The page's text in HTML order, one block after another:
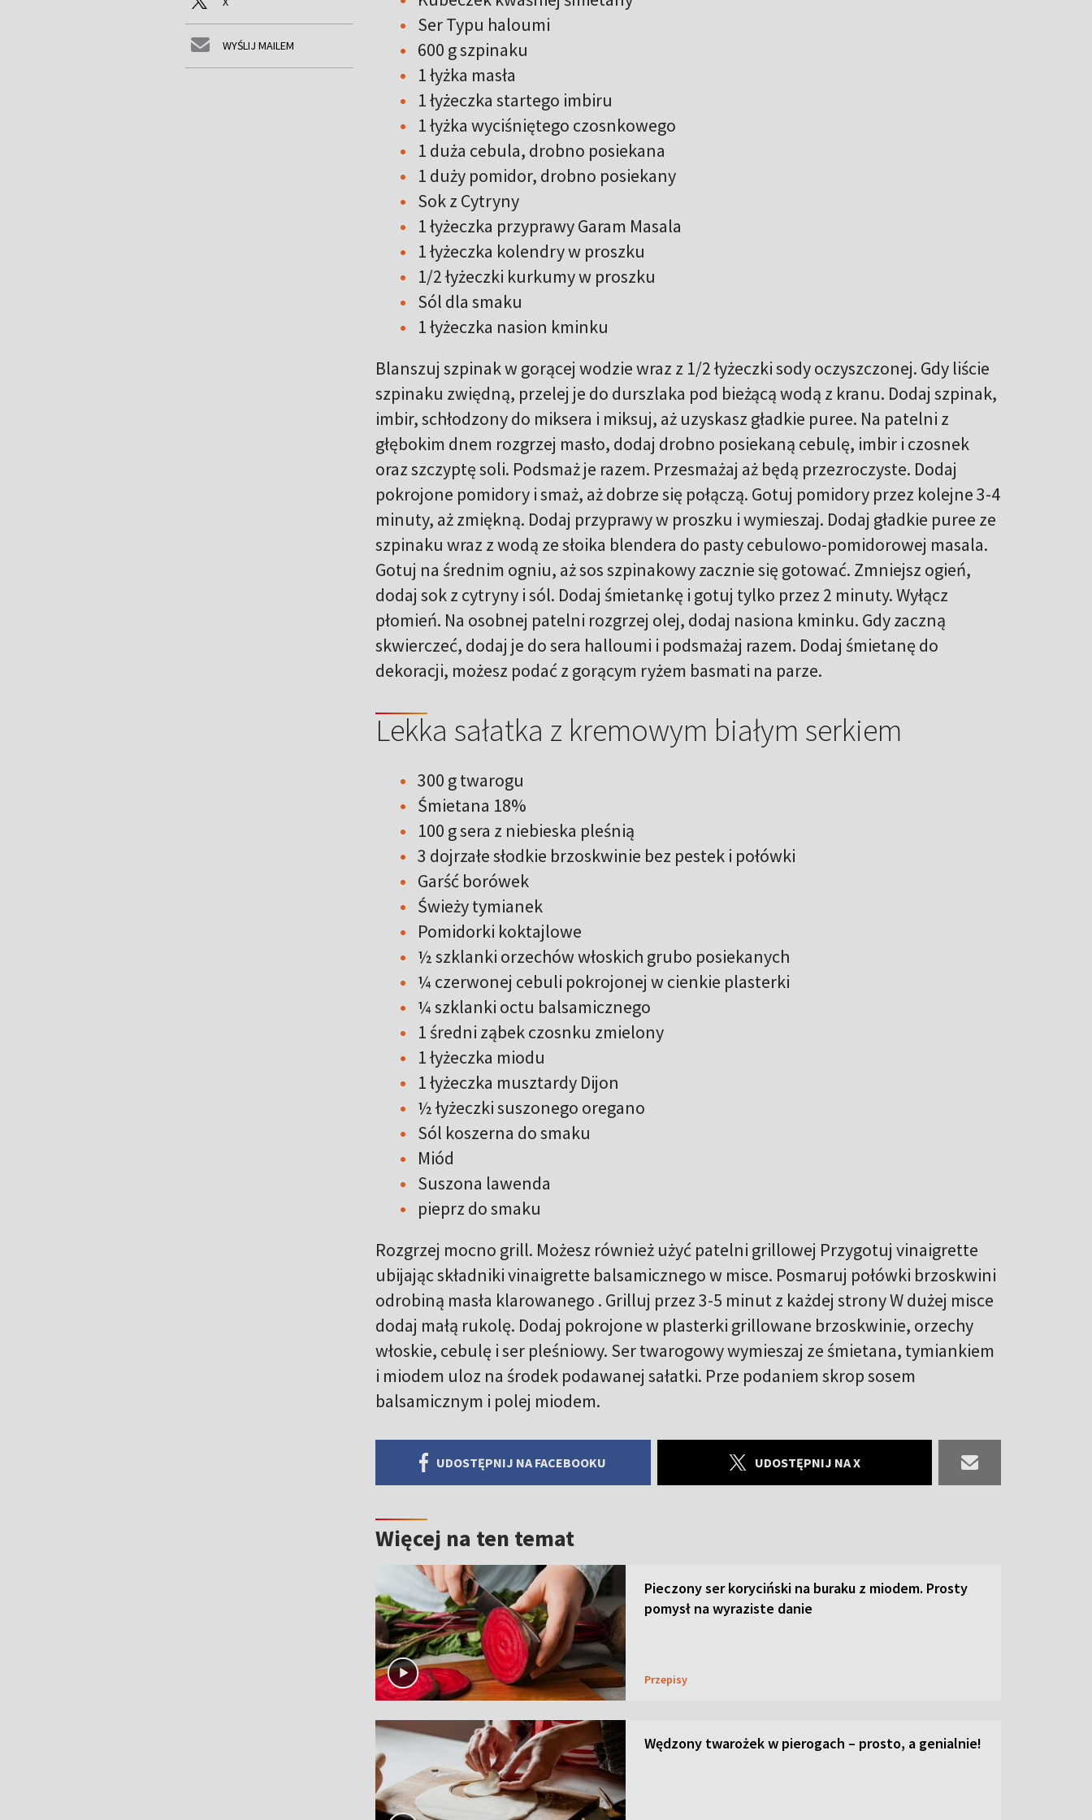
WYŚLIJ MAILEM
Ser Typu haloumi
600 g szpinaku
1 łyżka masła
1 łyżeczka startego imbiru
1 łyżka wyciśniętego czosnkowego
1 duża cebula, drobno posiekana
1 duży pomidor, drobno posiekany
Sok z Cytryny
1 łyżeczka przyprawy Garam Masala
1 łyżeczka kolendry w proszku
1/2 łyżeczki kurkumy w proszku
Sól dla smaku
1 łyżeczka nasion kminku
Blanszuj szpinak w gorącej wodzie wraz z 1/2 łyżeczki sody oczyszczonej. Gdy liście
szpinaku zwiędną, przelej je do durszlaka pod bieżącą wodą z kranu. Dodaj szpinak,
imbir, schłodzony do miksera i miksuj, aż uzyskasz gładkie puree. Na patelni z
głębokim dnem rozgrzej masło, dodaj drobno posiekaną cebulę, imbir i czosnek
oraz szczyptę soli. Podsmaż je razem. Przesmażaj aż będą przezroczyste. Dodaj
pokrojone pomidory i smaż, aż dobrze się połączą. Gotuj pomidory przez kolejne 3-4
minuty, aż zmiękną. Dodaj przyprawy w proszku i wymieszaj. Dodaj gładkie puree ze
szpinaku wraz z wodą ze słoika blendera do pasty cebulowo-pomidorowej masala.
Gotuj na średnim ogniu, aż sos szpinakowy zacznie się gotować. Zmniejsz ogień,
dodaj sok z cytryny i sól. Dodaj śmietankę i gotuj tylko przez 2 minuty. Wyłącz
płomień. Na osobnej patelni rozgrzej olej, dodaj nasiona kminku. Gdy zaczną
skwierczeć, dodaj je do sera halloumi i podsmażaj razem. Dodaj śmietanę do
dekoracji, możesz podać z gorącym ryżem basmati na parze.
Lekka sałatka z kremowym białym serkiem
300 g twarogu
Śmietana 18%
100 g sera z niebieska pleśnią
3 dojrzałe słodkie brzoskwinie bez pestek i połówki
Garść borówek
Świeży tymianek
Pomidorki koktajlowe
½ szklanki orzechów włoskich grubo posiekanych
¼ czerwonej cebuli pokrojonej w cienkie plasterki
¼ szklanki octu balsamicznego
1 średni ząbek czosnku zmielony
1 łyżeczka miodu
1 łyżeczka musztardy Dijon
½ łyżeczki suszonego oregano
Sól koszerna do smaku
Miód
Suszona lawenda
pieprz do smaku
Rozgrzej mocno grill. Możesz również użyć patelni grillowej Przygotuj vinaigrette
ubijając składniki vinaigrette balsamicznego w misce. Posmaruj połówki brzoskwini
odrobiną masła klarowanego . Grilluj przez 3-5 minut z każdej strony W dużej misce
dodaj małą rukolę. Dodaj pokrojone w plasterki grillowane brzoskwinie, orzechy
włoskie, cebulę i ser pleśniowy. Ser twarogowy wymieszaj ze śmietana, tymiankiem
i miodem uloz na środek podawanej sałatki. Prze podaniem skrop sosem
balsamicznym i polej miodem.
UDOSTĘPNIJ NA FACEBOOKU UDOSTĘPNIJ NA X
Więcej na ten temat
Pieczony ser koryciński na buraku z miodem. Prosty
pomysł na wyraziste danie
Przepisy
Wędzony twarożek w pierogach – prosto, a genialnie!